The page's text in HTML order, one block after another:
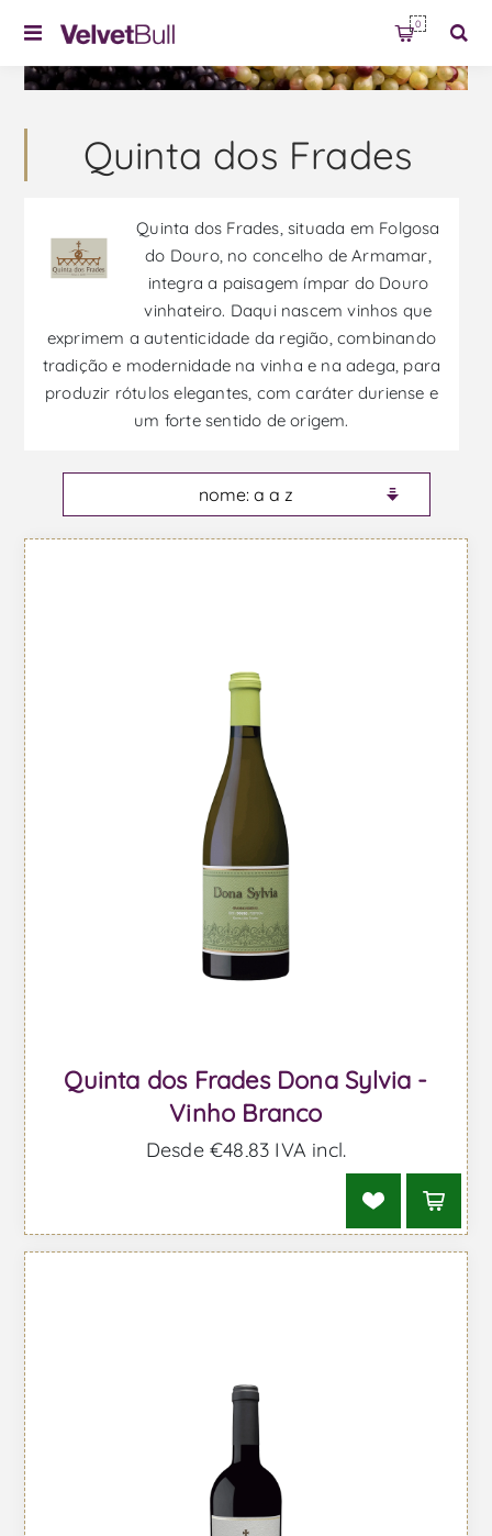
0
Quinta dos Frades
Quinta dos Frades, situada em Folgosa
do Douro, no concelho de Armamar,
integra a paisagem ímpar do Douro
vinhateiro. Daqui nascem vinhos que
exprimem a autenticidade da região, combinando
tradição e modernidade na vinha e na adega, para
produzir rótulos elegantes, com caráter duriense e
um forte sentido de origem.
Quinta dos Frades Dona Sylvia -
Vinho Branco
Desde €48,83 IVA incl.